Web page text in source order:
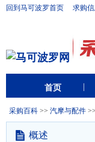
回到马可波罗首页 求购
首页
采购百科 >> 汽摩与配件 >>
概述